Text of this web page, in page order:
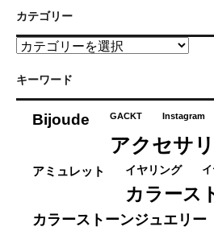
カテゴリー
カ
ゴ
キーワード
Bijoude GACKT Instagram
アクセサ
アミュレット イヤリング
カラース
カラーストーンジュエリー